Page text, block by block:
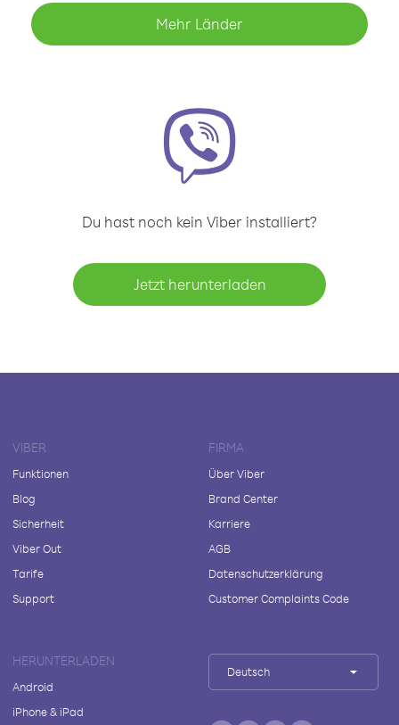
Mehr Länder
Du hast noch kein Viber installiert?
Jetzt herunterladen
VIBER
Funktionen
Blog
Sicherheit
Viber Out
Tarife
Support
FIRMA
Über Viber
Brand Center
Karriere
AGB
Datenschutzerklärung
Customer Complaints Code
HERUNTERLADEN
Android
iPhone & iPad
Deutsch